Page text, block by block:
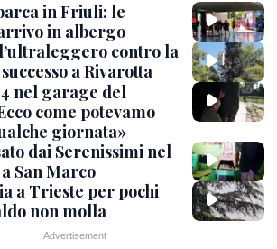
in Friuli: le
in albergo
contro la
a Rivarotta
nel garage del
come potevamo
giornata»
dai Serenissimi nel
San Marco
a Trieste per pochi
non molla